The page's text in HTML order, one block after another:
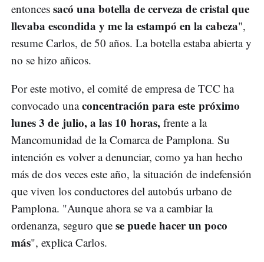
entonces sacó una botella de cerveza de cristal que
llevaba escondida y me la estampó en la cabeza",
resume Carlos, de 50 años. La botella estaba abierta y
no se hizo añicos.
Por este motivo, el comité de empresa de TCC ha
convocado unaconcentración para este próximo
lunes 3 de julio, a las 10 horas, frente a la
Mancomunidad de la Comarca de Pamplona. Su
intención es volver a denunciar, como ya han hecho
más de dos veces este año, la situación de indefensión
que viven los conductores del autobús urbano de
Pamplona. "Aunque ahora se va a cambiar la
ordenanza, seguro que se puede hacer un poco
más", explica Carlos.